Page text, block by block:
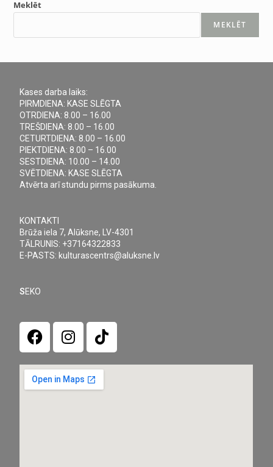
Meklēt
MEKLĒT
Kases darba laiks:
PIRMDIENA: KASE SLĒGTA
OTRDIENA: 8.00 – 16.00
TREŠDIENA: 8.00 – 16.00
CETURTDIENA: 8.00 – 16.00
PIEKTDIENA: 8.00 – 16.00
SESTDIENA: 10.00 – 14.00
SVĒTDIENA: KASE SLĒGTA
Atvērta arī stundu pirms pasākuma.
KONTAKTI
Brūža iela 7, Alūksne, LV-4301
TĀLRUNIS: +37164322833
E-PASTS: kulturascentrs@aluksne.lv
SEKO